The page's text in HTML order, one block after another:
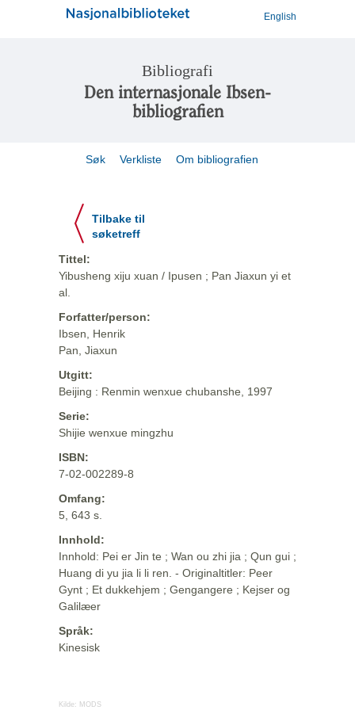
English
Bibliografi
Den internasjonale Ibsen-
bibliografien
Søk Verkliste Om bibliografien
Tilbake til
søketreff
Tittel:
Yibusheng xiju xuan / Ipusen ; Pan Jiaxun yi et
al.
Forfatter/person:
Ibsen, Henrik
Pan, Jiaxun
Utgitt:
Beijing : Renmin wenxue chubanshe, 1997
Serie:
Shijie wenxue mingzhu
ISBN:
7-02-002289-8
Omfang:
5, 643 s.
Innhold:
Innhold: Pei er Jin te ; Wan ou zhi jia ; Qun gui ;
Huang di yu jia li li ren. - Originaltitler: Peer
Gynt ; Et dukkehjem ; Gengangere ; Kejser og
Galilæer
Språk:
Kinesisk
Kilde: MODS